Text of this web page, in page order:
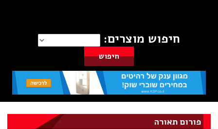
חיפוש מוצרים:
פורום תאורה